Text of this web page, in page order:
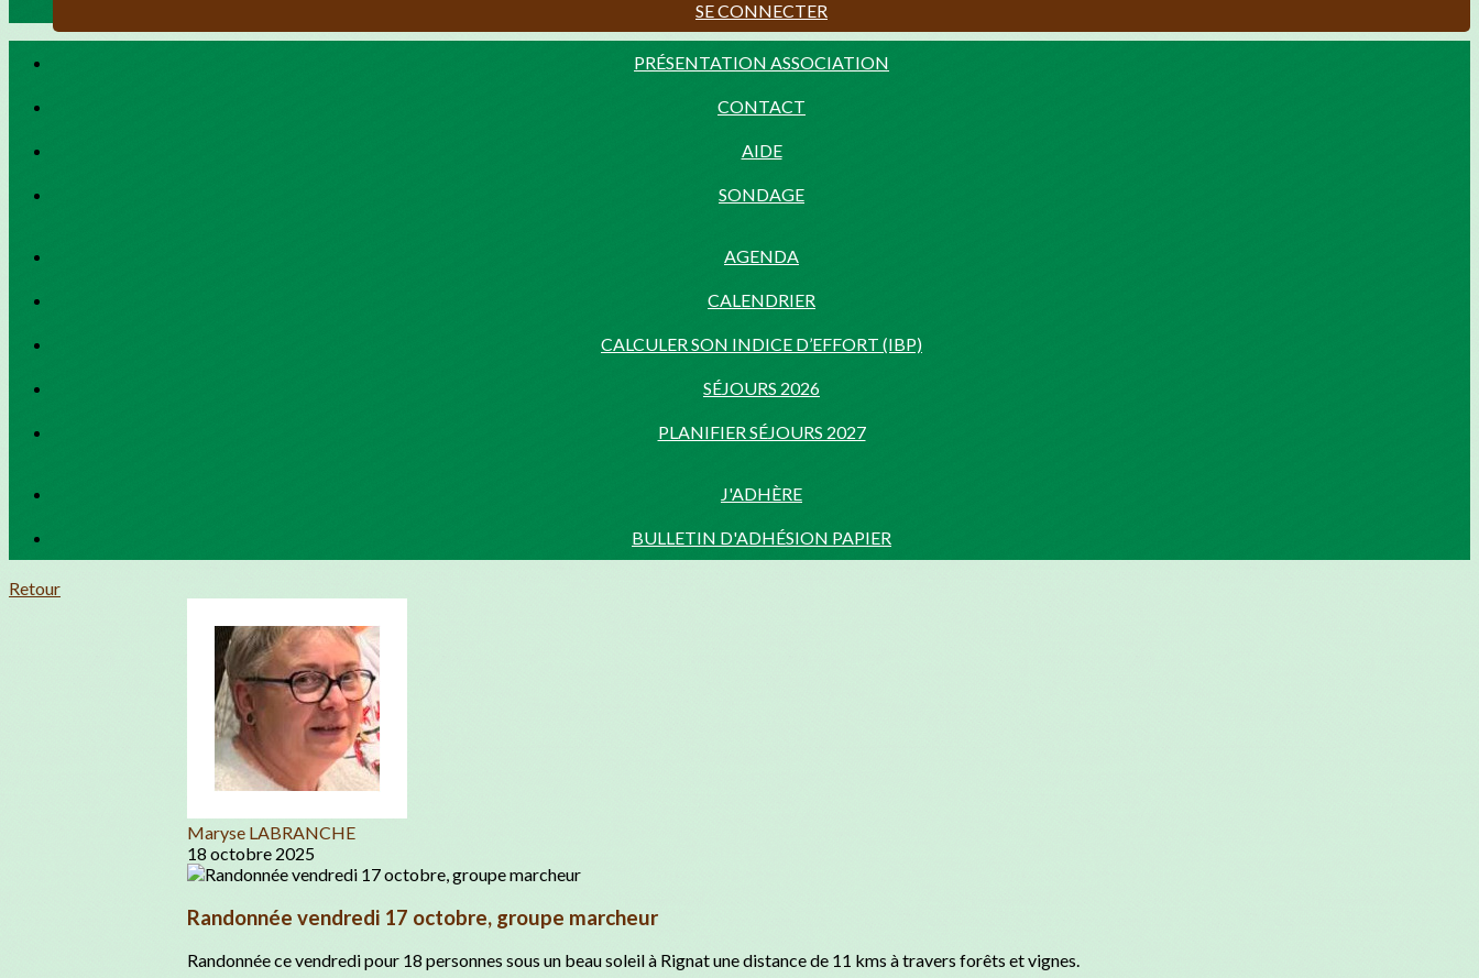
SE CONNECTER
PRÉSENTATION ASSOCIATION
CONTACT
AIDE
SONDAGE
AGENDA
CALENDRIER
CALCULER SON INDICE D’EFFORT (IBP)
SÉJOURS 2026
PLANIFIER SÉJOURS 2027
J'ADHÈRE
BULLETIN D'ADHÉSION PAPIER
Retour
Maryse LABRANCHE
18 octobre 2025
Randonnée vendredi 17 octobre, groupe marcheur
Randonnée ce vendredi pour 18 personnes sous un beau soleil à Rignat une distance de 11 kms à travers forêts et vignes.